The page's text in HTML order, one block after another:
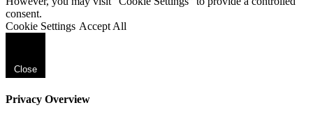
consent.
Cookie Settings Accept All
Close
Privacy Overview